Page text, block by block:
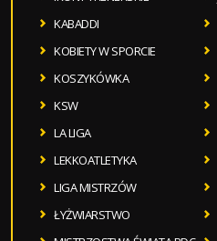
KABADDI
KOBIETY W SPORCIE
KOSZYKÓWKA
KSW
LA LIGA
LEKKOATLETYKA
LIGA MISTRZÓW
ŁYŻWIARSTWO